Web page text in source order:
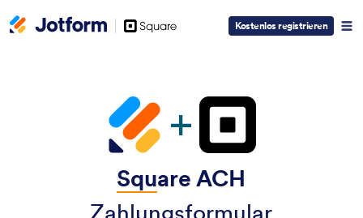
Square
Kostenlos registrieren
Square ACH